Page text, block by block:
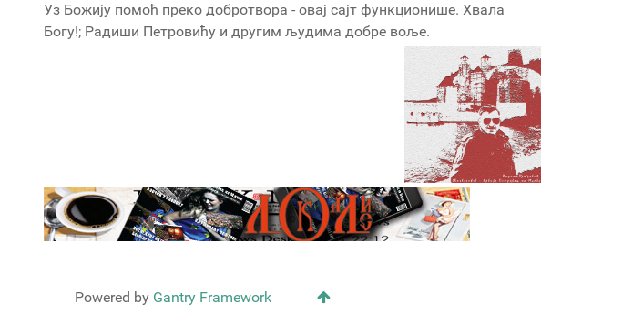
Уз Божију помоћ преко добротвора - овај сајт функционише. Хвала
Богу!; Радиши Петровићу и другим људима добре воље.
Powered by Gantry Framework